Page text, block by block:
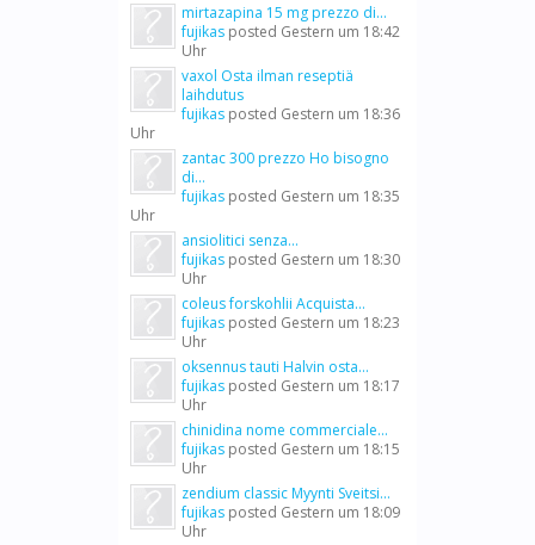
mirtazapina 15 mg prezzo di...
fujikas posted Gestern um 18:42
Uhr
vaxol Osta ilman reseptiä
laihdutus
fujikas posted Gestern um 18:36
Uhr
zantac 300 prezzo Ho bisogno
di...
fujikas posted Gestern um 18:35
Uhr
ansiolitici senza...
fujikas posted Gestern um 18:30
Uhr
coleus forskohlii Acquista...
fujikas posted Gestern um 18:23
Uhr
oksennus tauti Halvin osta...
fujikas posted Gestern um 18:17
Uhr
chinidina nome commerciale...
fujikas posted Gestern um 18:15
Uhr
zendium classic Myynti Sveitsi...
fujikas posted Gestern um 18:09
Uhr